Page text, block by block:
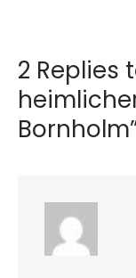
2 Replies